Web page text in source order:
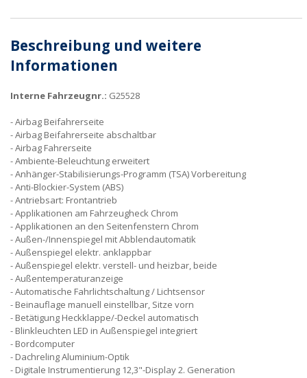
Beschreibung und weitere
Informationen
Interne Fahrzeugnr.: G25528
Airbag Beifahrerseite
Airbag Beifahrerseite abschaltbar
Airbag Fahrerseite
Ambiente-Beleuchtung erweitert
Anhänger-Stabilisierungs-Programm (TSA) Vorbereitung
Anti-Blockier-System (ABS)
Antriebsart: Frontantrieb
Applikationen am Fahrzeugheck Chrom
Applikationen an den Seitenfenstern Chrom
Außen-/Innenspiegel mit Abblendautomatik
Außenspiegel elektr. anklappbar
Außenspiegel elektr. verstell- und heizbar, beide
Außentemperaturanzeige
Automatische Fahrlichtschaltung / Lichtsensor
Beinauflage manuell einstellbar, Sitze vorn
Betätigung Heckklappe/-Deckel automatisch
Blinkleuchten LED in Außenspiegel integriert
Bordcomputer
Dachreling Aluminium-Optik
Digitale Instrumentierung 12,3"-Display 2. Generation